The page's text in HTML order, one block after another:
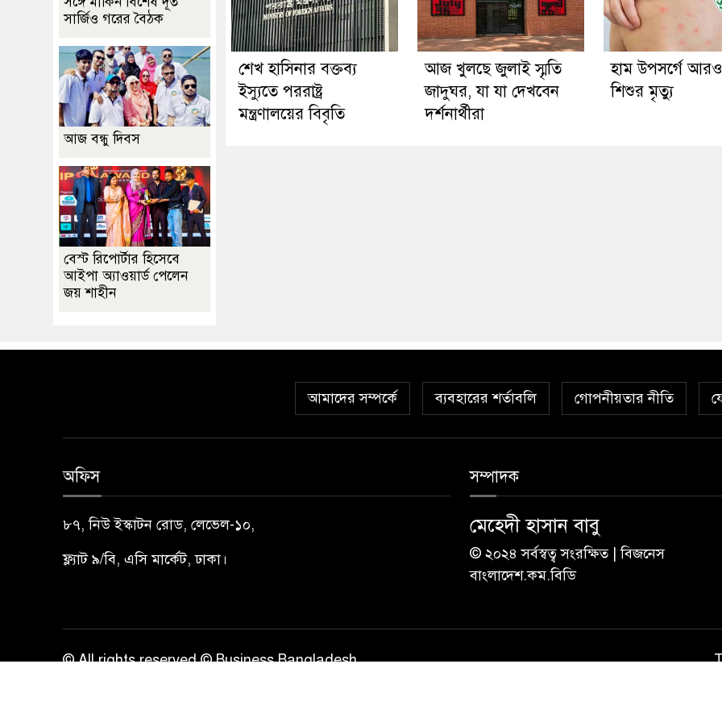
শেখ হাসিনার বক্তব্য
ইস্যুতে পররাষ্ট্র
মন্ত্রণালয়ের বিবৃতি
আজ খুলছে জুলাই স্মৃতি
জাদুঘর, যা যা দেখবেন
দর্শনার্থীরা
হাম উপসর্গে
শিশুর মৃত্যু
সার্জিও গরের বৈঠক
আজ বন্ধু দিবস
বেস্ট রিপোর্টার হিসেবে
আইপা অ্যাওয়ার্ড পেলেন
জয় শাহীন
আমাদের সম্পর্কে ব্যবহারের শর্তাবলি গোপনীয়তার নীতি
অফিস
৮৭, নিউ ইস্কাটন রোড, লেভেল-১০,
ফ্ল্যাট ৯/বি, এসি মার্কেট, ঢাকা।
সম্পাদক
মেহেদী হাসান বাবু
© ২০২৪ সর্বস্বত্ব সংরক্ষিত | বিজনেস
বাংলাদেশ.কম.বিডি
© All rights reserved © Business Bangladesh